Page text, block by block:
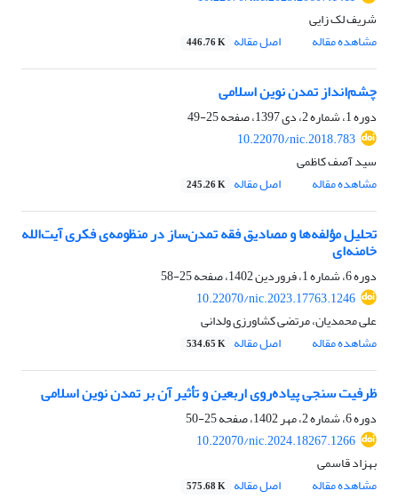
شریف لک زایی
مشاهده مقاله
اصل مقاله 446.76 K
چشم‌انداز تمدن نوین اسلامی
دوره 1، شماره 2، دی 1397، صفحه
25-49
10.22070/nic.2018.783
سید آصف کاظمی
مشاهده مقاله
اصل مقاله 245.26 K
تحلیل مؤلفه‌ها و مصادیق فقه تمدن‌ساز در منظومه‌ی فکری آیت‌الله
خامنه‌ای
دوره 6، شماره 1، فروردین 1402، صفحه
25-58
10.22070/nic.2023.17763.1246
علی محمدیان، مرتضی کشاورزی ولدانی
مشاهده مقاله
اصل مقاله 534.65 K
ظرفیت سنجی پیاده‌روی اربعین و تأثیر آن بر تمدن نوین اسلامی
دوره 6، شماره 2، مهر 1402، صفحه
25-50
10.22070/nic.2024.18267.1266
بهزاد قاسمی
مشاهده مقاله
اصل مقاله 575.68 K